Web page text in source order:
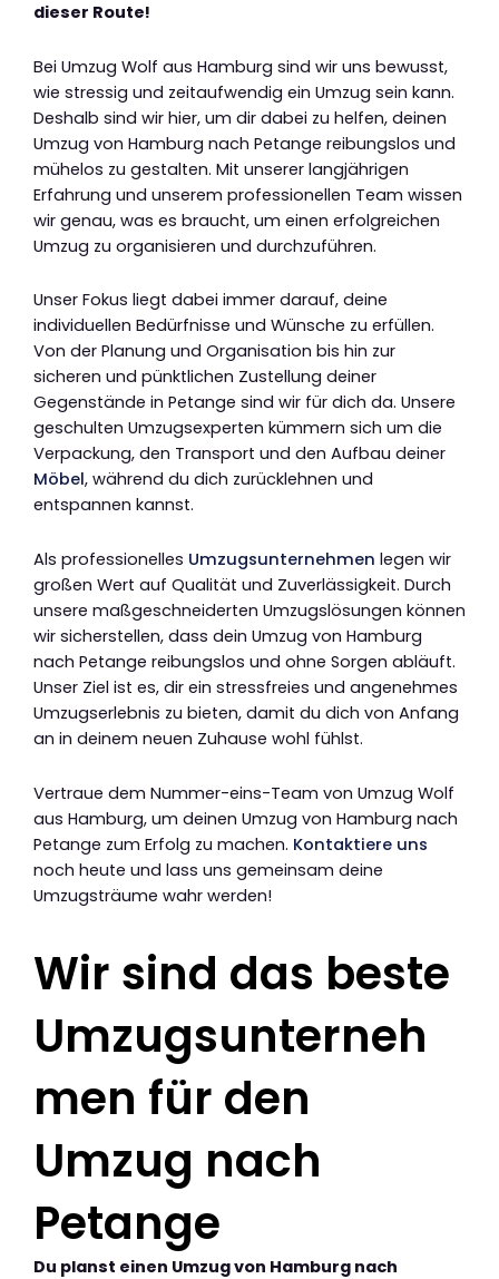
dieser Route!
Bei Umzug Wolf aus Hamburg sind wir uns bewusst,
wie stressig und zeitaufwendig ein Umzug sein kann.
Deshalb sind wir hier, um dir dabei zu helfen, deinen
Umzug von Hamburg nach Petange reibungslos und
mühelos zu gestalten. Mit unserer langjährigen
Erfahrung und unserem professionellen Team wissen
wir genau, was es braucht, um einen erfolgreichen
Umzug zu organisieren und durchzuführen.
Unser Fokus liegt dabei immer darauf, deine
individuellen Bedürfnisse und Wünsche zu erfüllen.
Von der Planung und Organisation bis hin zur
sicheren und pünktlichen Zustellung deiner
Gegenstände in Petange sind wir für dich da. Unsere
geschulten Umzugsexperten kümmern sich um die
Verpackung, den Transport und den Aufbau deiner
Möbel, während du dich zurücklehnen und
entspannen kannst.
Als professionelles Umzugsunternehmen legen wir
großen Wert auf Qualität und Zuverlässigkeit. Durch
unsere maßgeschneiderten Umzugslösungen können
wir sicherstellen, dass dein Umzug von Hamburg
nach Petange reibungslos und ohne Sorgen abläuft.
Unser Ziel ist es, dir ein stressfreies und angenehmes
Umzugserlebnis zu bieten, damit du dich von Anfang
an in deinem neuen Zuhause wohl fühlst.
Vertraue dem Nummer-eins-Team von Umzug Wolf
aus Hamburg, um deinen Umzug von Hamburg nach
Petange zum Erfolg zu machen. Kontaktiere uns
noch heute und lass uns gemeinsam deine
Umzugsträume wahr werden!
Wir sind das beste
Umzugsunterneh
men für den
Umzug nach
Petange
Du planst einen Umzug von Hamburg nach